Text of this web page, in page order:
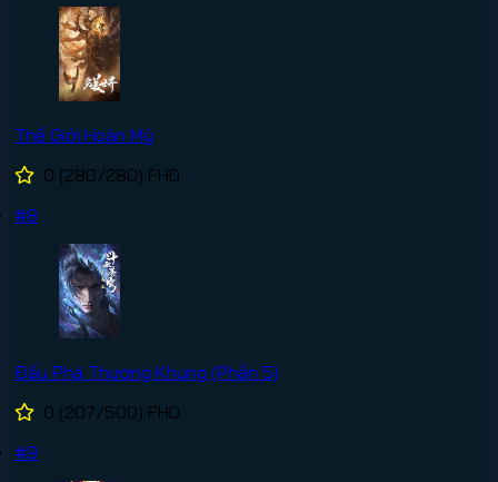
Thế Giới Hoàn Mỹ
0 (280/280) FHD
#8
Đấu Phá Thương Khung (Phần 5)
0 (207/500) FHD
#9